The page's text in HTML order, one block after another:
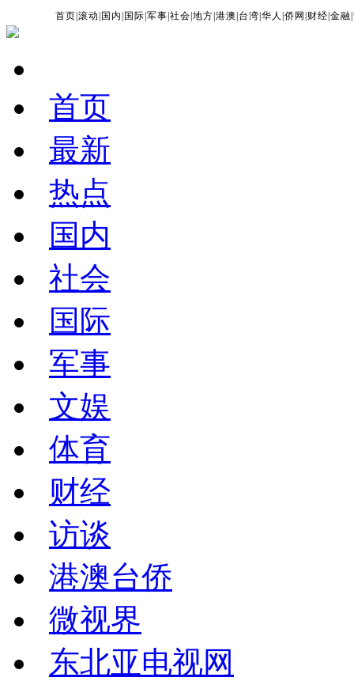
首页 |滚动 国内 国际 |军事 |社会 |地方 |港澳 台湾 |华人 |侨网 财经 |金融 |
首页
最新
热点
国内
社会
国际
军事
文娱
体育
财经
访谈
港澳台侨
微视界
东北亚电视网